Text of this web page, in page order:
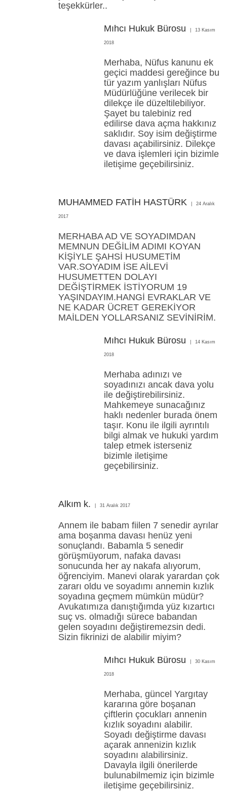
teşekkürler..
Mıhcı Hukuk Bürosu 13 Kasım
2018
Merhaba, Nüfus kanunu ek
geçici maddesi gereğince bu
tür yazım yanlışları Nüfus
Müdürlüğüne verilecek bir
dilekçe ile düzeltilebiliyor.
Şayet bu talebiniz red
edilirse dava açma hakkınız
saklıdır. Soy isim değiştirme
davası açabilirsiniz. Dilekçe
ve dava işlemleri için bizimle
iletişime geçebilirsiniz.
MUHAMMED FATİH HASTÜRK 24 Aralık
2017
MERHABA AD VE SOYADIMDAN
MEMNUN DEĞİLİM ADIMI KOYAN
KİŞİYLE ŞAHSİ HUSUMETİM
VAR.SOYADIM İSE AİLEVİ
HUSUMETTEN DOLAYI
DEĞİŞTİRMEK İSTİYORUM 19
YAŞINDAYIM.HANGİ EVRAKLAR VE
NE KADAR ÜCRET GEREKİYOR
MAİLDEN YOLLARSANIZ SEVİNİRİM.
Mıhcı Hukuk Bürosu 14 Kasım
2018
Merhaba adınızı ve
soyadınızı ancak dava yolu
ile değiştirebilirsiniz.
Mahkemeye sunacağınız
haklı nedenler burada önem
taşır. Konu ile ilgili ayrıntılı
bilgi almak ve hukuki yardım
talep etmek isterseniz
bizimle iletişime
geçebilirsiniz.
Alkım k. 31 Aralık 2017
Annem ile babam fiilen 7 senedir ayrılar
ama boşanma davası henüz yeni
sonuçlandı. Babamla 5 senedir
görüşmüyorum, nafaka davası
sonucunda her ay nakafa alıyorum,
öğrenciyim. Manevi olarak yarardan çok
zararı oldu ve soyadımı annemin kızlık
soyadına geçmem mümkün müdür?
Avukatımıza danıştığımda yüz kızartıcı
suç vs. olmadığı sürece babandan
gelen soyadını değiştiremezsin dedi.
Sizin fikrinizi de alabilir miyim?
Mıhcı Hukuk Bürosu 30 Kasım
2018
Merhaba, güncel Yargıtay
kararına göre boşanan
çiftlerin çocukları annenin
kızlık soyadını alabilir.
Soyadı değiştirme davası
açarak annenizin kızlık
soyadını alabilirsiniz.
Davayla ilgili önerilerde
bulunabilmemiz için bizimle
iletişime geçebilirsiniz.